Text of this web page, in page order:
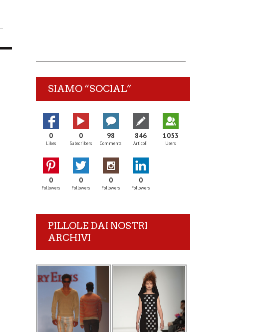
SIAMO “SOCIAL”
0
Likes
0
Subscribers
98
Comments
846
Articoli
1053
Users
0
Followers
0
Followers
0
Followers
0
Followers
PILLOLE DAI NOSTRI
ARCHIVI